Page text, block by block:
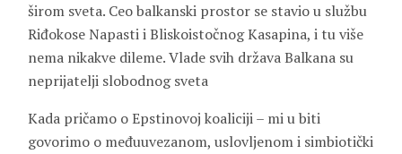
širom sveta. Ceo balkanski prostor se stavio u službu
Riđokose Napasti i Bliskoistočnog Kasapina, i tu više
nema nikakve dileme. Vlade svih država Balkana su
neprijatelji slobodnog sveta
Kada pričamo o Epstinovoj koaliciji – mi u biti
govorimo o međuuvezanom, uslovljenom i simbiotički